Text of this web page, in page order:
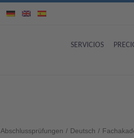
SERVICIOS
Abschlussprüfungen / Deutsch /